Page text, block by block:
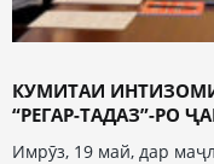
КУМИТАИ
“РЕГАР-ТАДАЗ”-РО
Имрӯз, 19 май, дар